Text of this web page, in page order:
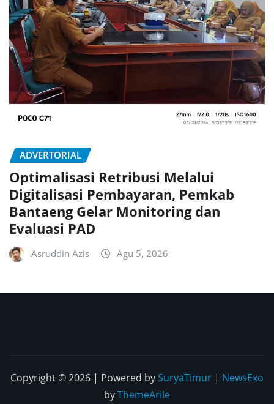
ADVERTORIAL
Optimalisasi Retribusi Melalui
Digitalisasi Pembayaran, Pemkab
Bantaeng Gelar Monitoring dan
Evaluasi PAD
Asruddin Azis Agu 5, 2026
Copyright © 2026 | Powered bySuryaTimur | NewsExo
byThemeArile